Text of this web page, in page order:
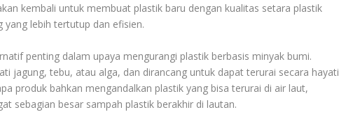
kembali untuk membuat plastik baru dengan kualitas setara plastik
yang lebih tertutup dan efisien.
penting dalam upaya mengurangi plastik berbasis minyak bumi.
jagung, tebu, atau alga, dan dirancang untuk dapat terurai secara hayati
produk bahkan mengandalkan plastik yang bisa terurai di air laut,
sebagian besar sampah plastik berakhir di lautan.